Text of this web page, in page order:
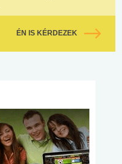
ÉN IS KÉRDEZEK